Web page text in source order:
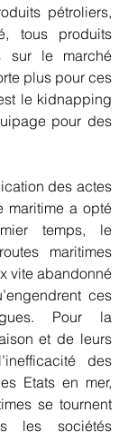
pétroliers,
tous produits
sur le marché
plus pour ces
le kidnapping
pour des
maritime a opté
temps, le
maritimes
vite abandonné
ces
Pour la
et de leurs
des
Etats en mer,
se tournent
les sociétés